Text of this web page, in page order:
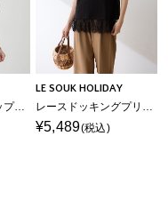
裾レースタンクトップ【接触冷感・吸水速乾】
LE SOUK HOLIDAY
レースドッキングプリントTシャツ【接触冷感・吸水速乾】
¥5,489(税込)